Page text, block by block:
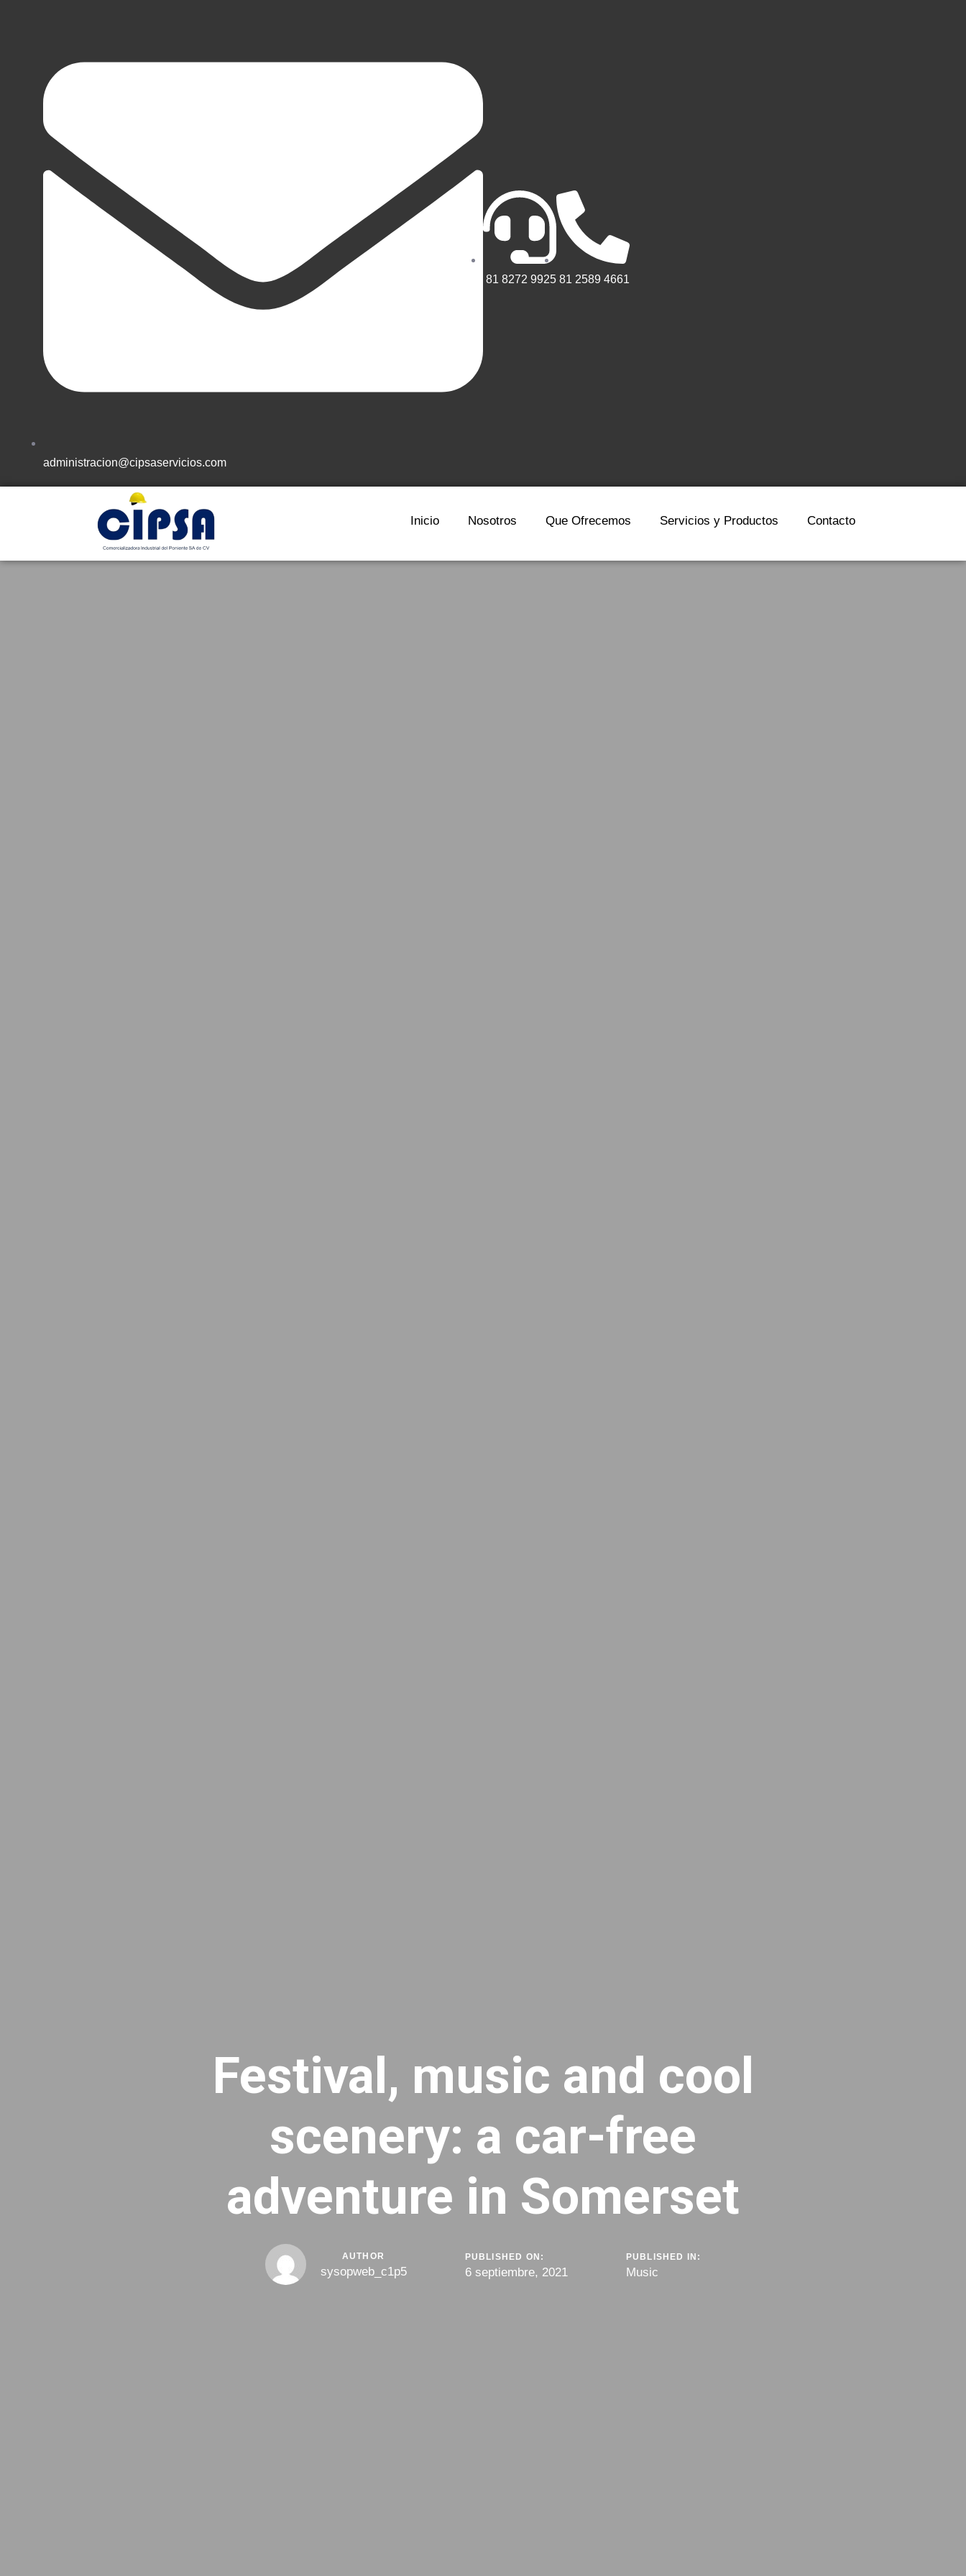
administracion@cipsaservicios.com
81 8272 9925 81 2589 4661
Inicio Nosotros Que Ofrecemos Servicios y Productos Contacto
Festival, music and cool
scenery: a car-free
adventure in Somerset
AUTHOR
sysopweb_c1p5
PUBLISHED ON:
6 septiembre, 2021
PUBLISHED IN:
Music